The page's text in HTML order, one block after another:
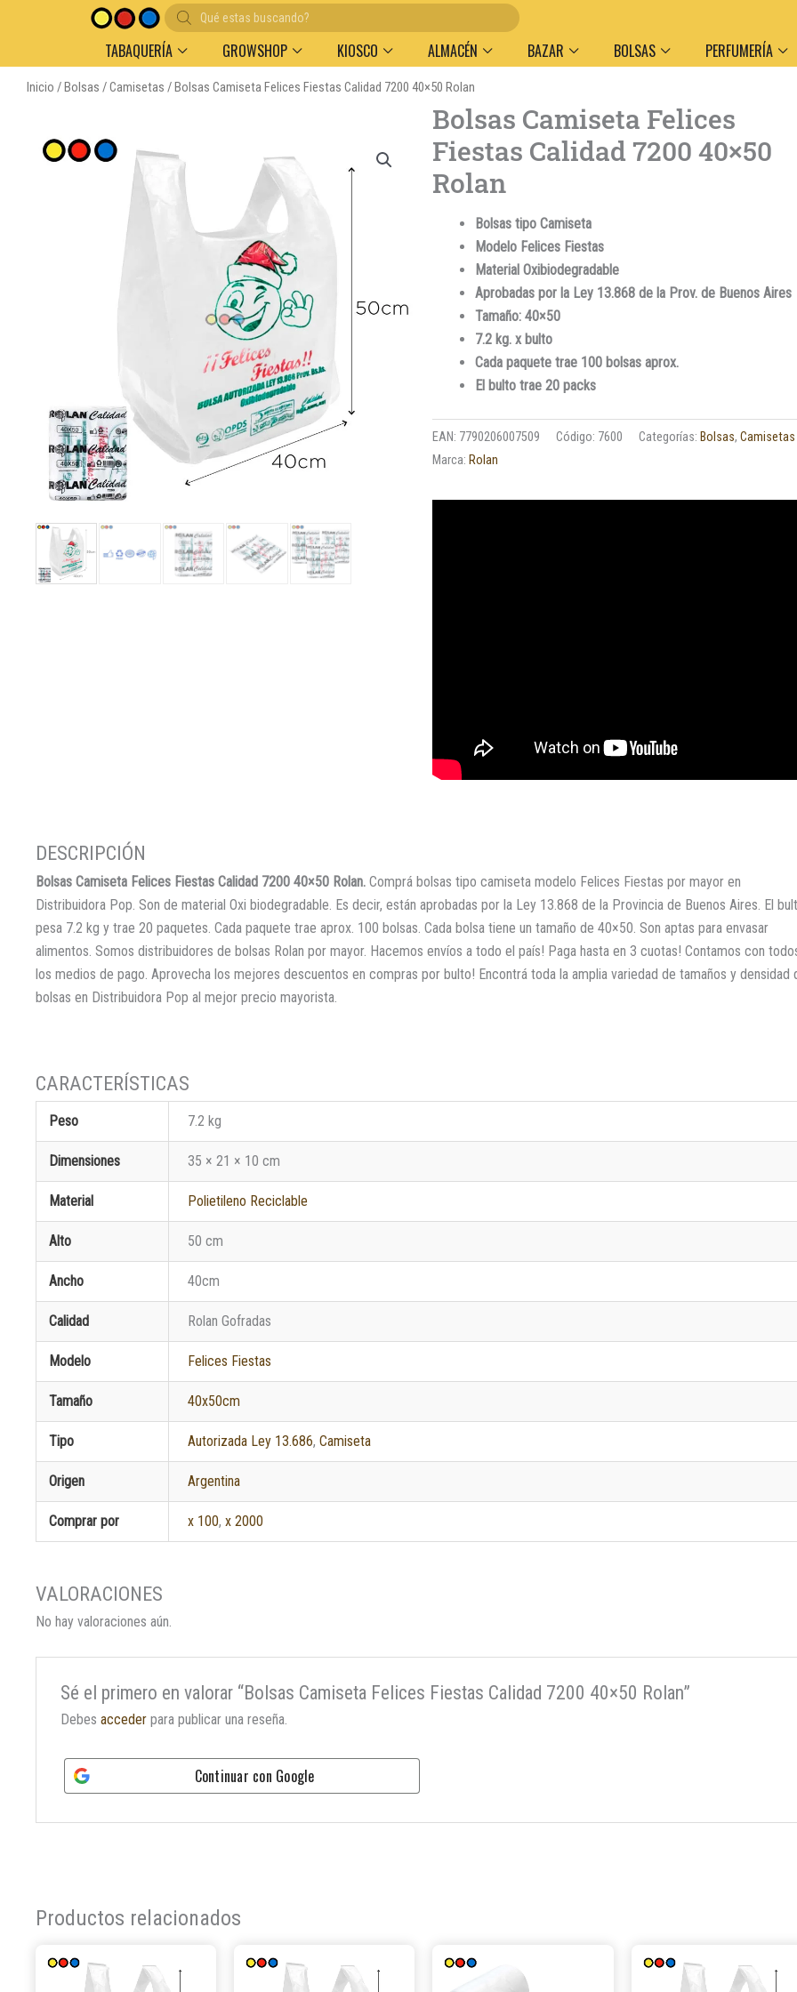
Búsqueda
de
productos
TABAQUERÍA GROWSHOP KIOSCO ALMACÉN BAZAR BOLSAS PERFUMERÍA
Inicio /Bolsas /Camisetas / Bolsas Camiseta Felices Fiestas Calidad 7200 40×50 Rolan
Bolsas Camiseta Felices
Fiestas Calidad 7200 40×50
Rolan
Bolsas tipo Camiseta
Modelo Felices Fiestas
Material Oxibiodegradable
Aprobadas por la Ley 13.868 de la Prov. de Buenos Aires
Tamaño: 40×50
7.2 kg. x bulto
Cada paquete trae 100 bolsas aprox.
El bulto trae 20 packs
EAN: 7790206007509 Código: 7600 Categorías: Bolsas,Camisetas
Marca: Rolan
Bolsas Camiseta Felices Fiestas Calidad 7200 40×50 Rolan. Comprá bolsas tipo camiseta modelo Felices Fiestas por mayor en
Distribuidora Pop. Son de material Oxi biodegradable. Es decir, están aprobadas por la Ley 13.868 de la Provincia de Buenos Aires. El
pesa 7.2 kg y trae 20 paquetes. Cada paquete trae aprox. 100 bolsas. Cada bolsa tiene un tamaño de 40×50. Son aptas para envasar
alimentos. Somos distribuidores de bolsas Rolan por mayor. Hacemos envíos a todo el país! Paga hasta en 3 cuotas! Contamos con
los medios de pago. Aprovecha los mejores descuentos en compras por bulto! Encontrá toda la amplia variedad de tamaños y densidad
bolsas en Distribuidora Pop al mejor precio mayorista.
Peso 7.2 kg
Dimensiones 35 × 21 × 10 cm
Material Polietileno Reciclable
Alto 50 cm
Ancho 40cm
Calidad Rolan Gofradas
Modelo Felices Fiestas
Tamaño 40x50cm
Tipo Autorizada Ley 13.686,Camiseta
Origen Argentina
Comprar por x 100,x 2000
No hay valoraciones aún.
Sé el primero en valorar “Bolsas Camiseta Felices Fiestas Calidad 7200 40×50 Rolan”
Debes accederpara publicar una reseña.
Continuar con Google
Productos relacionados